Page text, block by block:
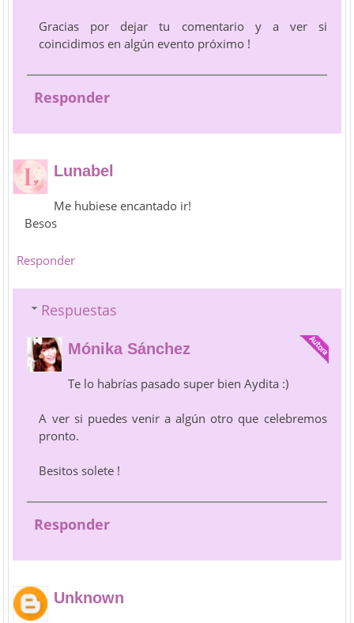
Gracias por dejar tu comentario y a ver si
coincidimos en algún evento próximo !
Responder
Lunabel
Me hubiese encantado ir!
Besos
Responder
Respuestas
Mónika Sánchez
Te lo habrías pasado super bien Aydita :)
A ver si puedes venir a algún otro que celebremos
pronto.
Besitos solete !
Responder
Unknown